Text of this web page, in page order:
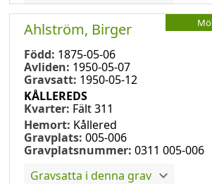
Ahlström, Birger
Född: 1875-05-06
Avliden: 1950-05-07
Gravsatt: 1950-05-12
KÅLLEREDS
Kvarter: Fält 311
Hemort: Kållered
Gravplats: 005-006
Gravplatsnummer: 0311 005-006
Gravsatta i denna grav